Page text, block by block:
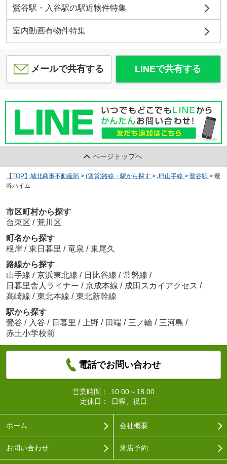
鶯谷駅・入谷駅の駅近物件特集
室内動画有物件特集
メールで共有する LINEで共有する
ページトップへ
【TOP】城北商事不動産部 > (賃貸)路線・駅から探す > JR山手線 > 鶯谷駅 > 鶯
谷ハイム
市区町村から探す
台東区 / 荒川区
町名から探す
根岸 / 東日暮里 / 竜泉 / 東尾久
路線から探す
山手線 / 京浜東北線 / 日比谷線 / 常磐線 /
日暮里舎人ライナー / 京成本線 / 成田スカイアクセス /
高崎線 / 東北本線 / 東北新幹線
駅から探す
鶯谷 / 入谷 / 日暮里 / 上野 / 田端 / 三ノ輪 / 三河島 /
赤土小学校前
電話でお問い合わせ
営業時間：
10:00～18:00
定休日：
日曜、祝日
ホーム 会社概要
お問い合わせ 来店予約